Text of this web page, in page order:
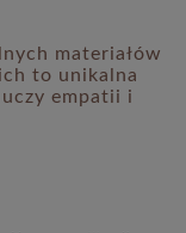
materiałów
to unikalna
empatii i